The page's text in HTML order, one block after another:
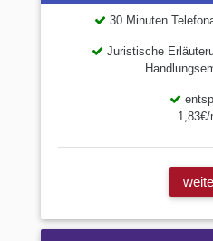
30 Minuten
Juristische
1,83€/